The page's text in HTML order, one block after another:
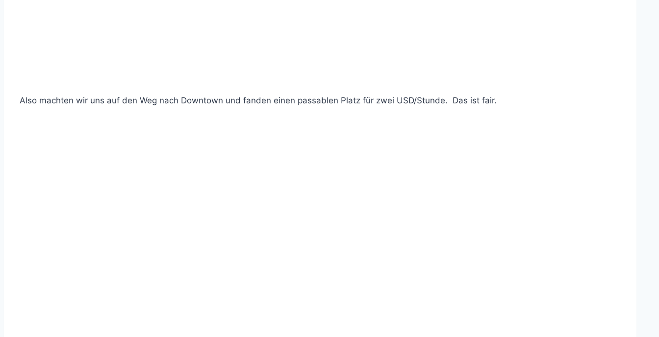
Also machten wir uns auf den Weg nach Downtown und fanden einen passablen Platz für zwei USD/Stunde. Das ist fair.